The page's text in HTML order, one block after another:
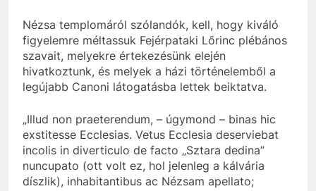
Nézsa templomáról szólandók, kell, hogy kiváló
figyelemre méltassuk Fejérpataki Lőrinc plébános
szavait, melyekre értekezésünk elején
hivatkoztunk, és melyek a házi történelemből a
legújabb Canoni látogatásba lettek beiktatva.
„Illud non praeterendum, – úgymond – binas hic
exstitesse Ecclesias. Vetus Ecclesia deserviebat
incolis in diverticulo de facto „Sztara dedina”
nuncupato (ott volt ez, hol jelenleg a kálvária
díszlik), inhabitantibus ac Nézsam apellato;